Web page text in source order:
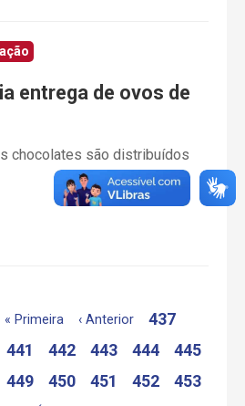
entrega de ovos de
chocolates são distribuídos
« Primeira ‹ Anterior
437
441 442 443 444
445
449 450 451 452
453